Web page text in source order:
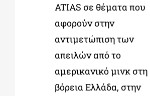
ATIAS σε θέματα που
αφορούν στην
αντιμετώπιση των
απειλών από το
αμερικανικό μινκ στη
βόρεια Ελλάδα, στην